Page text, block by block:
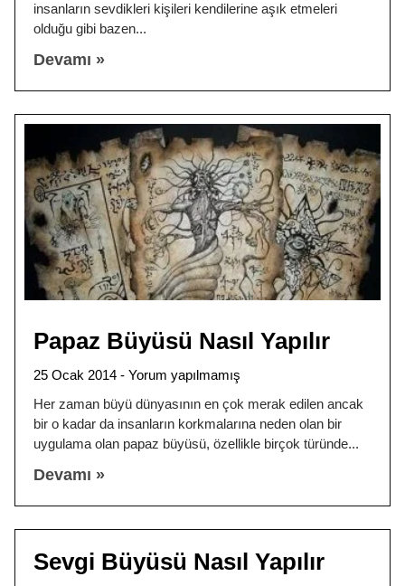
insanların sevdikleri kişileri kendilerine aşık etmeleri
olduğu gibi bazen
Devamı »
Papaz Büyüsü Nasıl Yapılır
25 Ocak 2014
Yorum yapılmamış
Her zaman büyü dünyasının en çok merak edilen ancak
bir o kadar da insanların korkmalarına neden olan bir
uygulama olan papaz büyüsü, özellikle birçok türünde
Devamı »
Sevgi Büyüsü Nasıl Yapılır